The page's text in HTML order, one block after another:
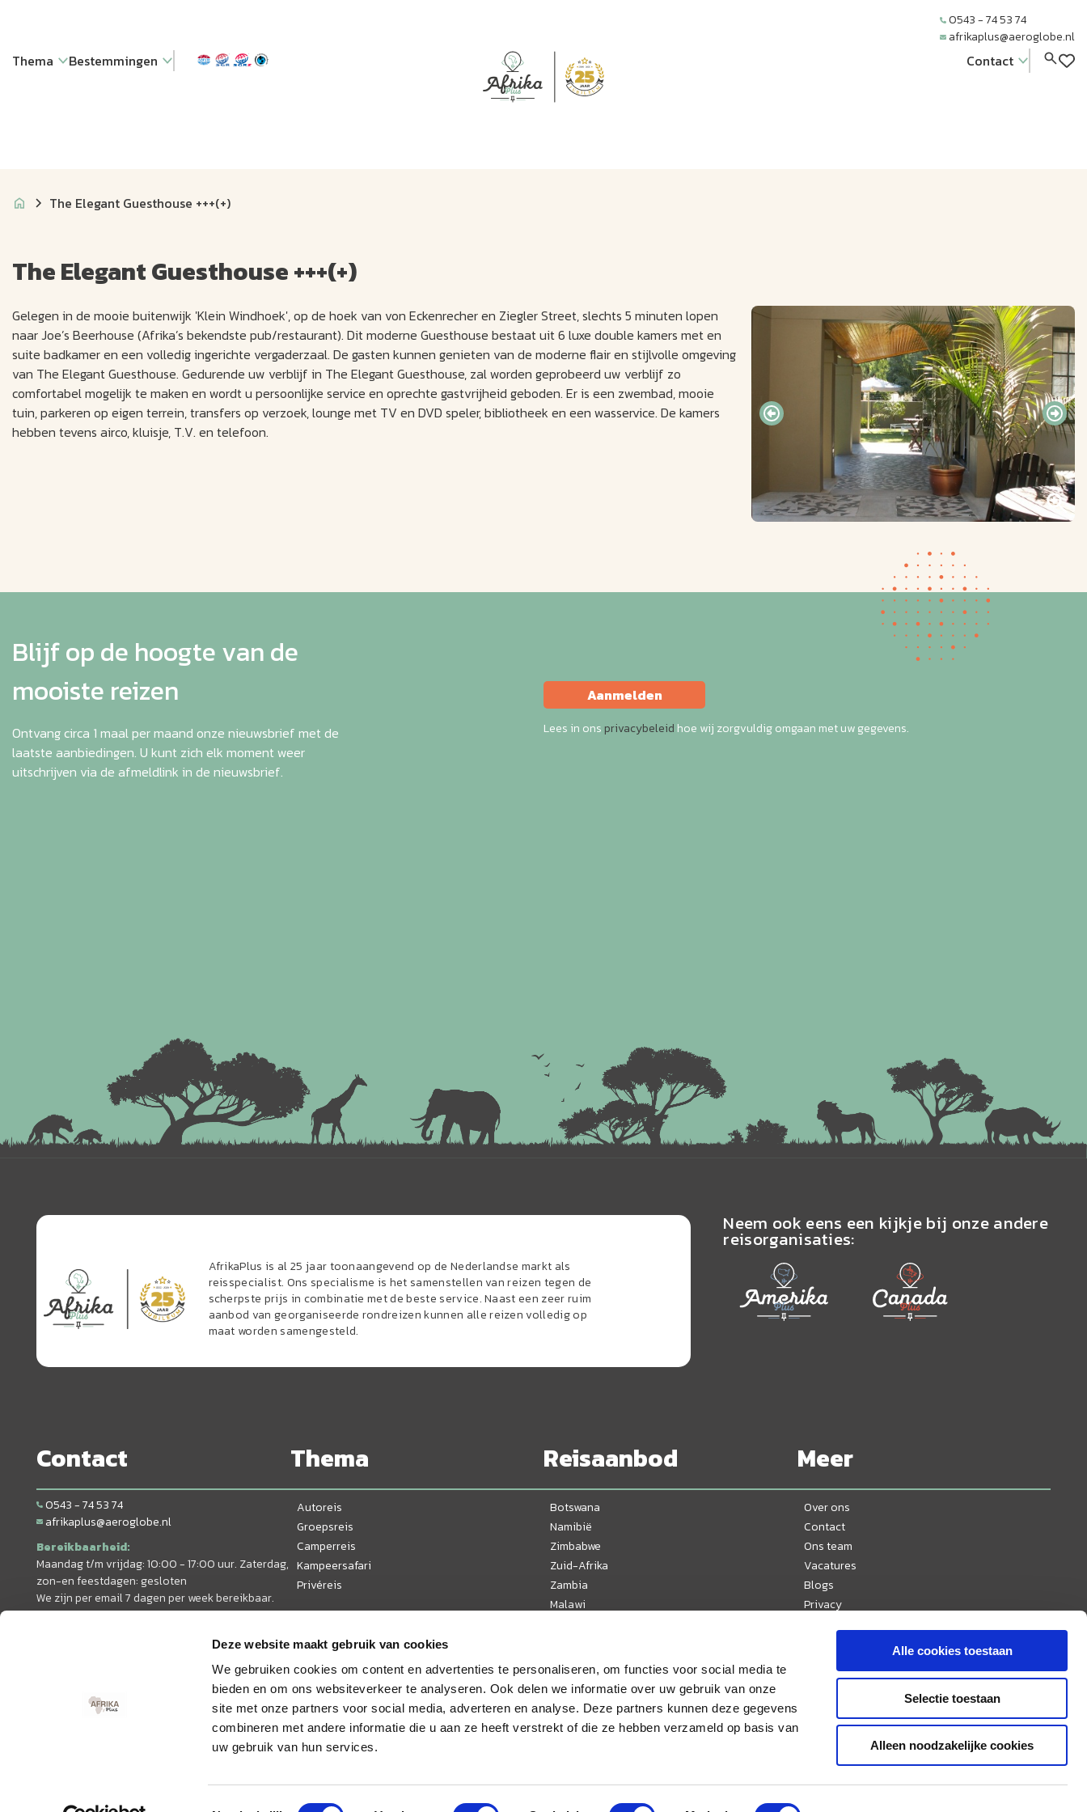
Deze website maakt gebruik van cookies
We gebruiken cookies om content en advertenties te personaliseren, om functies voor social media te
bieden en om ons websiteverkeer te analyseren. Ook delen we informatie over uw gebruik van onze
site met onze partners voor social media, adverteren en analyse. Deze partners kunnen deze gegevens
combineren met andere informatie die u aan ze heeft verstrekt of die ze hebben verzameld op basis van
uw gebruik van hun services.
Toestemmingsselectie
Alle cookies toestaan
Selectie toestaan
Alleen noodzakelijke cookies
Thema Bestemmingen
JUBIL EUM
0543 - 74 53 74
afrikaplus@aeroglobe.nl
Contact
The Elegant Guesthouse +++(+)
The Elegant Guesthouse +++(+)
Gelegen in de mooie buitenwijk 'Klein Windhoek', op de hoek van von Eckenrecher en Ziegler Street, slechts 5 minuten lopen
naar Joe’s Beerhouse (Afrika’s bekendste pub/restaurant). Dit moderne Guesthouse bestaat uit 6 luxe double kamers met en
suite badkamer en een volledig ingerichte vergaderzaal. De gasten kunnen genieten van de moderne flair en stijlvolle omgeving
van The Elegant Guesthouse. Gedurende uw verblijf in The Elegant Guesthouse, zal worden geprobeerd uw verblijf zo
comfortabel mogelijk te maken en wordt u persoonlijke service en oprechte gastvrijheid geboden. Er is een zwembad, mooie
tuin, parkeren op eigen terrein, transfers op verzoek, lounge met TV en DVD speler, bibliotheek en een wasservice. De kamers
hebben tevens airco, kluisje, T.V. en telefoon.
Blijf op de hoogte van de
mooiste reizen
Ontvang circa 1 maal per maand onze nieuwsbrief met de
laatste aanbiedingen. U kunt zich elk moment weer
uitschrijven via de afmeldlink in de nieuwsbrief.
Aanmelden
Lees in ons privacybeleid hoe wij zorgvuldig omgaan met uw gegevens.
AfrikaPlus is al 25 jaar toonaangevend op de Nederlandse markt als
reisspecialist. Ons specialisme is het samenstellen van reizen tegen de
scherpste prijs in combinatie met de beste service. Naast een zeer ruim
aanbod van georganiseerde rondreizen kunnen alle reizen volledig op
maat worden samengesteld.
Neem ook eens een kijkje bij onze andere
reisorganisaties:
Contact
0543 - 74 53 74
afrikaplus@aeroglobe.nl
Bereikbaarheid:
Maandag t/m vrijdag: 10:00 - 17:00 uur. Zaterdag,
zon-en feestdagen: gesloten
We zijn per email 7 dagen per week bereikbaar.
Thema
Autoreis
Groepsreis
Camperreis
Kampeersafari
Privéreis
Reisaanbod
Botswana
Namibië
Zimbabwe
Zuid-Afrika
Zambia
Malawi
Oeganda
Mozambique
Meer
Over ons
Contact
Ons team
Vacatures
Blogs
Privacy
Ervaringen
Sitemap
© 2026 AfrikaPlus Aangesloten bij & lid van: